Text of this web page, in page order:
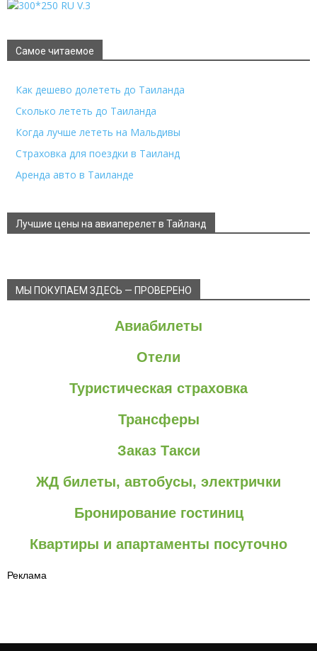
Самое читаемое
Как дешево долететь до Таиланда
Сколько лететь до Таиланда
Когда лучше лететь на Мальдивы
Страховка для поездки в Таиланд
Аренда авто в Таиланде
Лучшие цены на авиаперелет в Тайланд
МЫ ПОКУПАЕМ ЗДЕСЬ — ПРОВЕРЕНО
Авиабилеты
Отели
Туристическая страховка
Трансферы
Заказ Такси
ЖД билеты, автобусы, электрички
Бронирование гостиниц
Квартиры и апартаменты посуточно
Реклама